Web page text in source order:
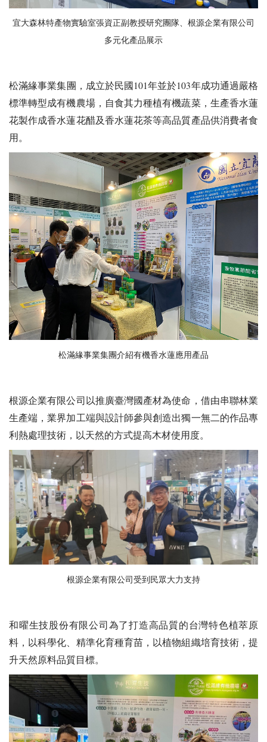
宜大森林特產物實驗室張資正副教授研究團隊、根源企業有限公司
多元化產品展示
松滿緣事業集團，成立於民國101年並於103年成功通過嚴格
標準轉型成有機農場，自食其力種植有機蔬菜，生產香水蓮
花製作成香水蓮花醋及香水蓮花茶等高品質產品供消費者食
用。
松滿緣事業集團介紹有機香水蓮應用產品
根源企業有限公司以推廣臺灣國產材為使命，借由串聯林業
生產端，業界加工端與設計師參與創造出獨一無二的作品專
利熱處理技術，以天然的方式提高木材使用度。
根源企業有限公司受到民眾大力支持
和曜生技股份有限公司為了打造高品質的台灣特色植萃原
料，以科學化、精準化育種育苗，以植物組織培育技術，提
升天然原料品質目標。